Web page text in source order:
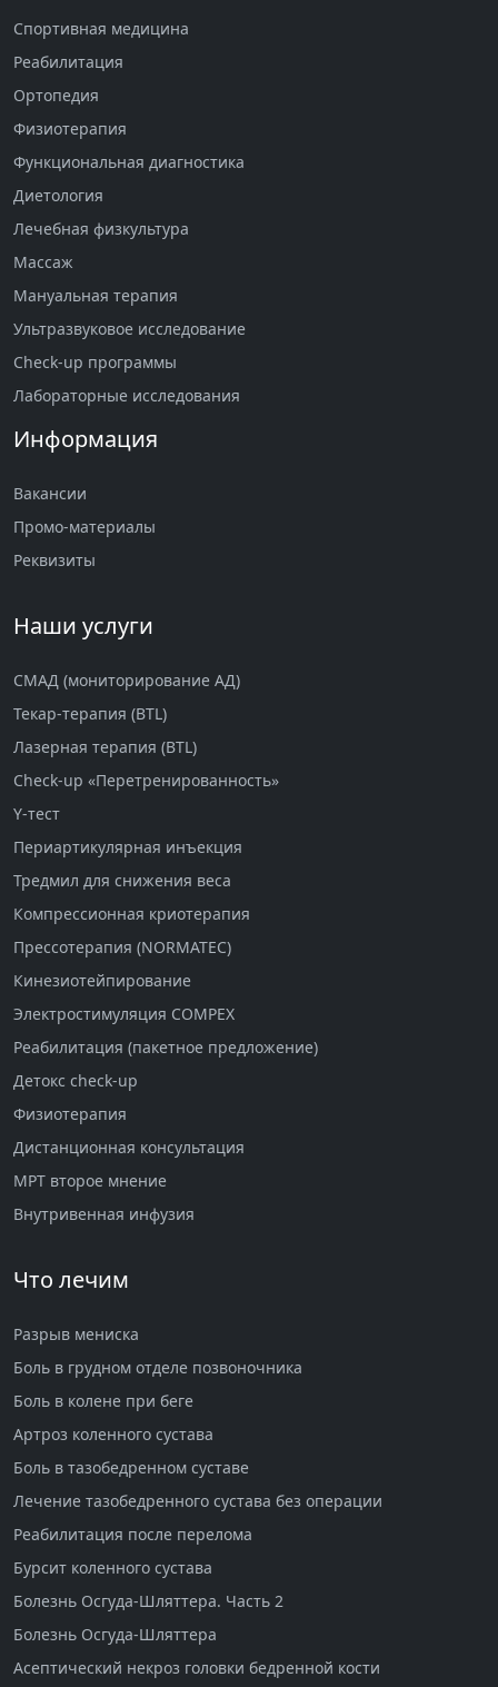
Спортивная медицина
Реабилитация
Ортопедия
Физиотерапия
Функциональная диагностика
Диетология
Лечебная физкультура
Массаж
Мануальная терапия
Ультразвуковое исследование
Check-up программы
Лабораторные исследования
Информация
Вакансии
Промо-материалы
Реквизиты
Наши услуги
СМАД (мониторирование АД)
Текар-терапия (BTL)
Лазерная терапия (BTL)
Check-up «Перетренированность»
Y-тест
Периартикулярная инъекция
Тредмил для снижения веса
Компрессионная криотерапия
Прессотерапия (NORMATEC)
Кинезиотейпирование
Электростимуляция COMPEX
Реабилитация (пакетное предложение)
Детокс check-up
Физиотерапия
Дистанционная консультация
МРТ второе мнение
Внутривенная инфузия
Что лечим
Разрыв мениска
Боль в грудном отделе позвоночника
Боль в колене при беге
Артроз коленного сустава
Боль в тазобедренном суставе
Лечение тазобедренного сустава без операции
Реабилитация после перелома
Бурсит коленного сустава
Болезнь Осгуда-Шляттера. Часть 2
Болезнь Осгуда-Шляттера
Асептический некроз головки бедренной кости